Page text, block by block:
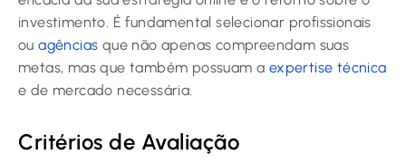
investimento. É fundamental selecionar profissionais
ouagências que não apenas compreendam suas
metas, mas que também possuam a expertise técnica
e de mercado necessária.
Critérios de Avaliação